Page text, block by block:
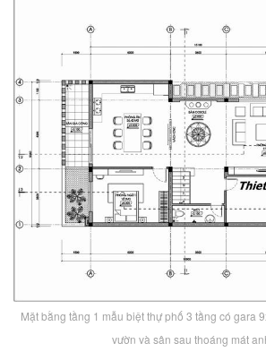
Mặt bằng tầng 1 mẫu biệt thự phố 3 tầng có gara
vườn và sân sau thoáng mát